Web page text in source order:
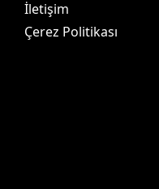
İletişim
Çerez Politikası